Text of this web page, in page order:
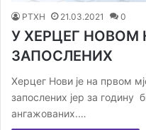
РТХН 21.03.2021 0
У ХЕРЦЕГ НОВОМ
ЗАПОСЛЕНИХ
Херцег Нови је на првом
запослених јер за
ангажованих.…